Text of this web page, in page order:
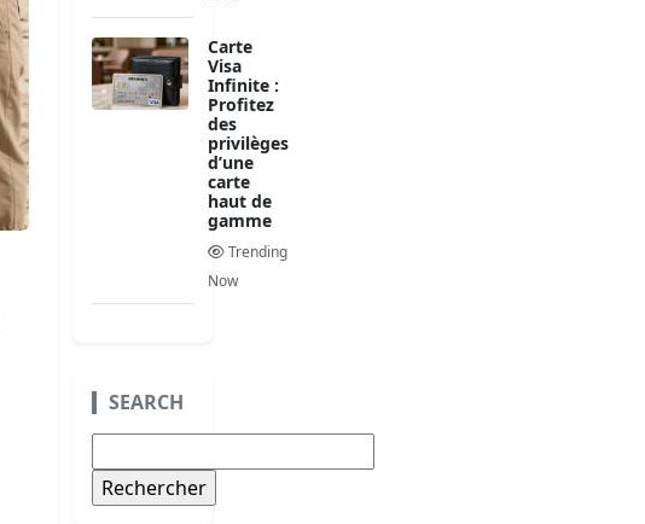
Carte
Visa
Infinite :
Profitez
des
privilèges
d’une
carte
haut de
gamme
Trending
Now
SEARCH